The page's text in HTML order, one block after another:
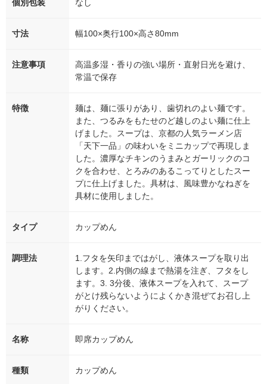
個別包装 なし
寸法 幅100×奥行100×高さ80mm
注意事項
高温多湿・香りの強い場所・直射日光を避け、
常温で保存
特徴
麺は、麺に張りがあり、歯切れのよい麺です。
また、つるみをもたせのど越しのよい麺に仕上
げました。スープは、京都の人気ラーメン店
「天下一品」の味わいをミニカップで再現しま
した。濃厚なチキンのうまみとガーリックのコ
クを合わせ、とろみのあるこってりとしたスー
プに仕上げました。具材は、風味豊かなねぎを
具材に使用しました。
タイプ カップめん
調理法
1.フタを矢印まではがし、液体スープを取り出
します。2.内側の線まで熱湯を注ぎ、フタをし
ます。3. 3分後、液体スープを入れて、スープ
がとけ残らないようによくかき混ぜてお召し上
がりください。
名称 即席カップめん
種類 カップめん